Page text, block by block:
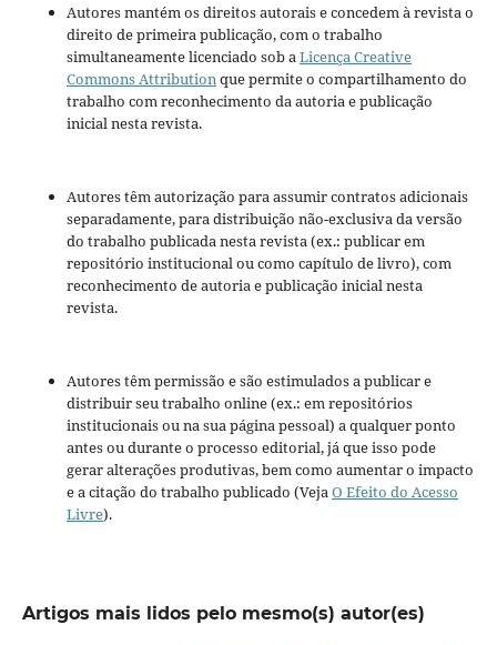
Autores mantém os direitos autorais e concedem à revista o
direito de primeira publicação, com o trabalho
simultaneamente licenciado sob a Licença Creative
Commons Attribution que permite o compartilhamento do
trabalho com reconhecimento da autoria e publicação
inicial nesta revista.
Autores têm autorização para assumir contratos adicionais
separadamente, para distribuição não-exclusiva da versão
do trabalho publicada nesta revista (ex.: publicar em
repositório institucional ou como capítulo de livro), com
reconhecimento de autoria e publicação inicial nesta
revista.
Autores têm permissão e são estimulados a publicar e
distribuir seu trabalho online (ex.: em repositórios
institucionais ou na sua página pessoal) a qualquer ponto
antes ou durante o processo editorial, já que isso pode
gerar alterações produtivas, bem como aumentar o impacto
e a citação do trabalho publicado (Veja O Efeito do Acesso
Livre).
Artigos mais lidos pelo mesmo(s) autor(es)